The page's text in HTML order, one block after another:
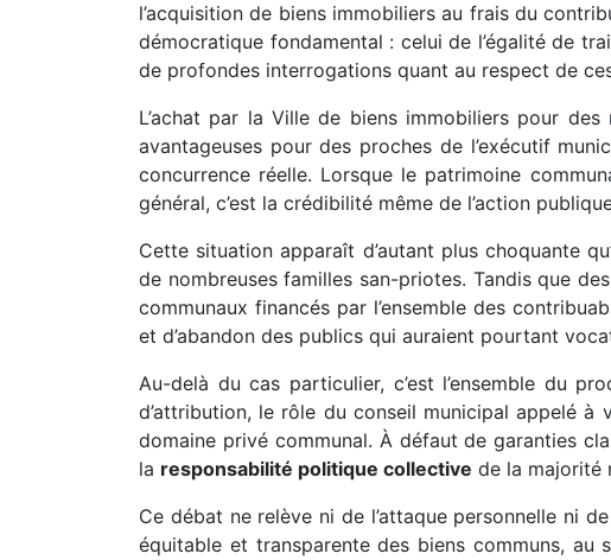
l’acquisition de biens immobiliers au frais du
démocratique fondamental : celui de l’égalité de
de profondes interrogations quant au respect de
L’achat par la Ville de biens immobiliers pour
avantageuses pour des proches de l’exécutif
concurrence réelle. Lorsque le patrimoine
général, c’est la crédibilité même de l’action
Cette situation apparaît d’autant plus choquante
de nombreuses familles san-priotes. Tandis que
communaux financés par l’ensemble des
et d’abandon des publics qui auraient pourtant
Au-delà du cas particulier, c’est l’ensemble du
d’attribution, le rôle du conseil municipal appelé
domaine privé communal. À défaut de garanties
la responsabilité politique collective de la majorité
Ce débat ne relève ni de l’attaque personnelle ni
équitable et transparente des biens communs, au